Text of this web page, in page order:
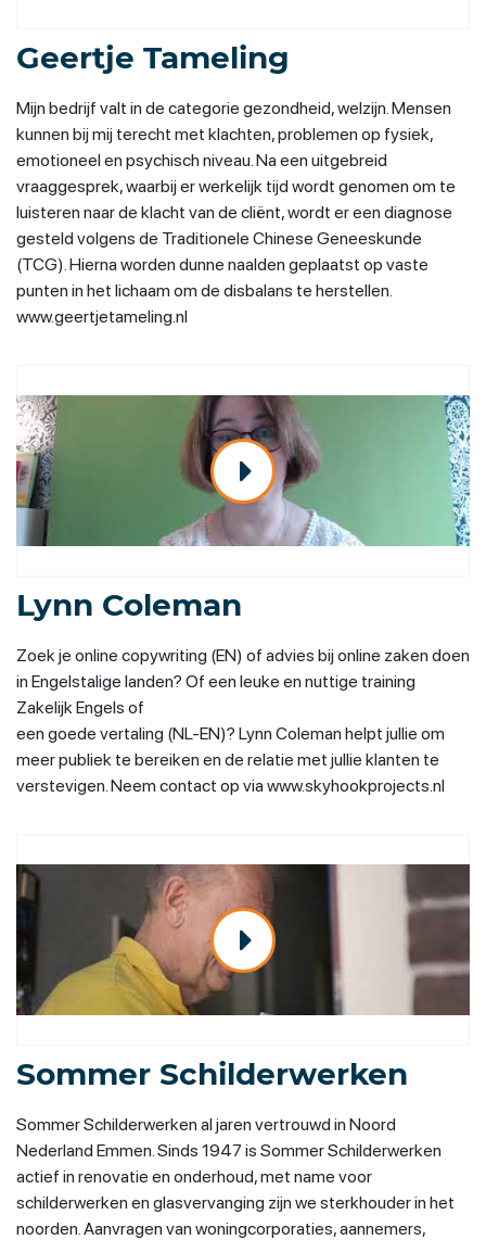
Geertje Tameling
Mijn bedrijf valt in de categorie gezondheid, welzijn. Mensen
kunnen bij mij terecht met klachten, problemen op fysiek,
emotioneel en psychisch niveau. Na een uitgebreid
vraaggesprek, waarbij er werkelijk tijd wordt genomen om te
luisteren naar de klacht van de cliënt, wordt er een diagnose
gesteld volgens de Traditionele Chinese Geneeskunde
(TCG). Hierna worden dunne naalden geplaatst op vaste
punten in het lichaam om de disbalans te herstellen.
www.geertjetameling.nl
Lynn Coleman
Zoek je online copywriting (EN) of advies bij online zaken doen
in Engelstalige landen? Of een leuke en nuttige training
Zakelijk Engels of
een goede vertaling (NL-EN)? Lynn Coleman helpt jullie om
meer publiek te bereiken en de relatie met jullie klanten te
verstevigen. Neem contact op via www.skyhookprojects.nl
Sommer Schilderwerken
Sommer Schilderwerken al jaren vertrouwd in Noord
Nederland Emmen. Sinds 1947 is Sommer Schilderwerken
actief in renovatie en onderhoud, met name voor
schilderwerken en glasvervanging zijn we sterkhouder in het
noorden. Aanvragen van woningcorporaties, aannemers,